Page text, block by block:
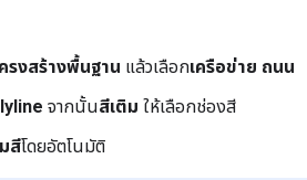
รงสร้างพื้นฐาน แล้วเลือกเครือข่าย ถนน
จากนั้นสีเติม ให้เลือกช่องสี
สีโดยอัตโนมัติ